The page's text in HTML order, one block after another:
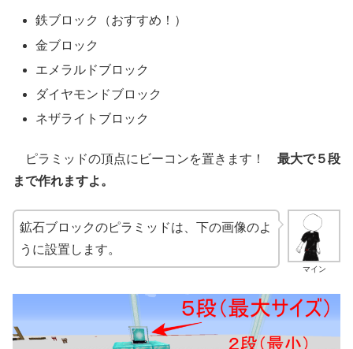
鉄ブロック（おすすめ！）
金ブロック
エメラルドブロック
ダイヤモンドブロック
ネザライトブロック
ピラミッドの頂点にビーコンを置きます！ 最大で５段
まで作れますよ。
マイン
鉱石ブロックのピラミッドは、下の画像のよ
うに設置します。